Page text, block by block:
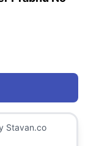
Stavan.co